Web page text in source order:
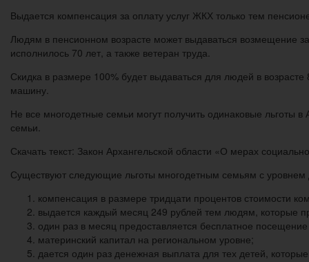
Выдается компенсация за оплату услуг ЖКХ только тем
Людям в пенсионном возрасте может выдаваться возмещение
исполнилось 70 лет, а также ветеран труда.
Скидка в размере 100% будет выдаваться для людей в
машину.
Не все многодетные семьи могут получить одинаковые льготы
семьи.
Скачать текст: Закон Архангельской области «О мерах
Существуют следующие льготы многодетным семьям с
компенсация в размере тридцати процентов стоимости
выдается каждый месяц 249 рублей тем людям, которые
один раз в месяц предоставляется бесплатное
материнский капитал на региональном уровне;
дается один раз денежная выплата для тех детей,